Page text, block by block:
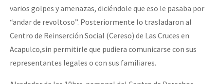
varios golpes y amenazas, diciéndole que eso le pasaba por
“andar de revoltoso”. Posteriormente lo trasladaron al
Centro de Reinserción Social (Cereso) de Las Cruces en
Acapulco,sin permitirle que pudiera comunicarse con sus
representantes legales o con sus familiares.